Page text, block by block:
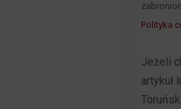
Polityka
Jeżeli
artykuł